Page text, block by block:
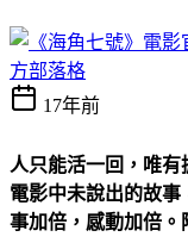
方部落格
17年前
人只能活一回，唯
電影中未說出的故
事加倍，感動加倍。